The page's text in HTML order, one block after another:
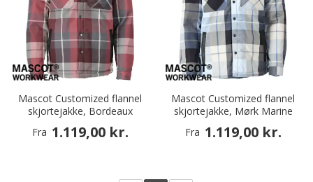
Mascot Customized flannel
skjortejakke, Bordeaux
Fra 1.119,00 kr.
Mascot Customized flannel
skjortejakke, Mørk Marine
Fra 1.119,00 kr.